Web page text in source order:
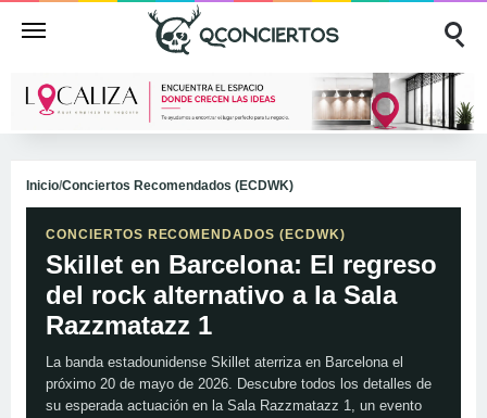
Inicio/Conciertos Recomendados (ECDWK)
CONCIERTOS RECOMENDADOS (ECDWK)
Skillet en Barcelona: El regreso
del rock alternativo a la Sala
Razzmatazz 1
La banda estadounidense Skillet aterriza en Barcelona el
próximo 20 de mayo de 2026. Descubre todos los detalles de
su esperada actuación en la Sala Razzmatazz 1, un evento